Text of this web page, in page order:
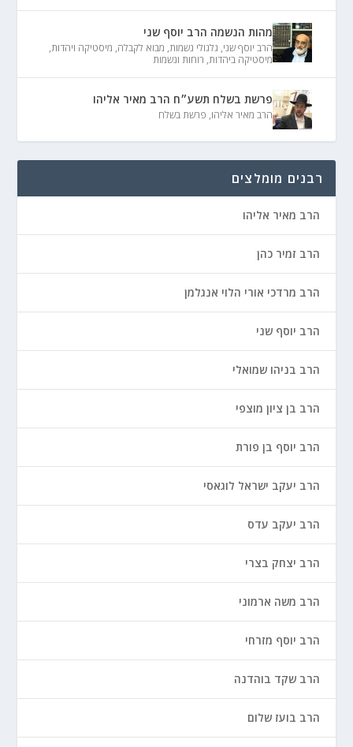
מהות הנשמה הרב יוסף שני
הרב יוסף שני, גלגולי נשמות, מבוא לקבלה, מיסטיקה ויהדות,
מיסטיקה ביהדות, רוחות ונשמות
פרשת בשלח תשע״ח הרב מאיר אליהו
הרב מאיר אליהו, פרשת בשלח
רבנים מומלצים
הרב מאיר אליהו
הרב זמיר כהן
הרב מרדכי אורי הלוי אנגלמן
הרב יוסף שני
הרב בניהו שמואלי
הרב בן ציון מוצפי
הרב יוסף בן פורת
הרב יעקב ישראל לוגאסי
הרב יעקב עדס
הרב יצחק בצרי
הרב משה ארמוני
הרב יוסף מזרחי
הרב שקד בוהדנה
הרב בועז שלום